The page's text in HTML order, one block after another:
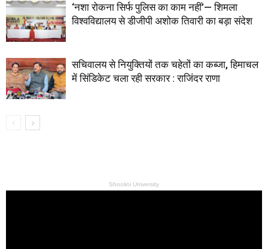
‘नशा रोकना सिर्फ पुलिस का काम नहीं’— शिमला
विश्वविद्यालय से डीजीपी अशोक तिवारी का बड़ा संदेश
सचिवालय से नियुक्तियों तक चहेतों का कब्जा, हिमाचल
में सिंडिकेट चला रही सरकार : राजिंदर राणा
Shoolini University